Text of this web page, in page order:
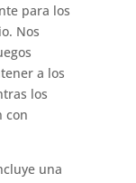
para los
Nos
a los
los
con
una